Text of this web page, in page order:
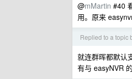
@mMartin #40
用。原来
Replied to a topic
就连群晖都默认
有与 easyNVR